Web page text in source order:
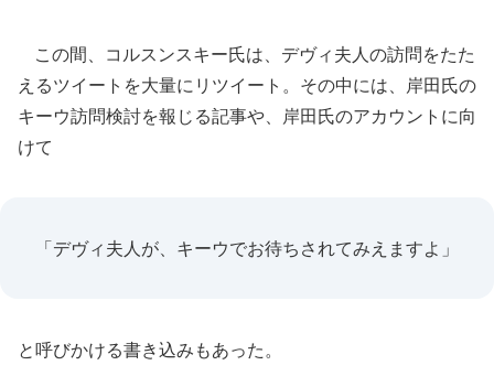
この間、コルスンスキー氏は、デヴィ夫人の訪問をたた
えるツイートを大量にリツイート。その中には、岸田氏の
キーウ訪問検討を報じる記事や、岸田氏のアカウントに向
けて
「デヴィ夫人が、キーウでお待ちされてみえますよ」
と呼びかける書き込みもあった。